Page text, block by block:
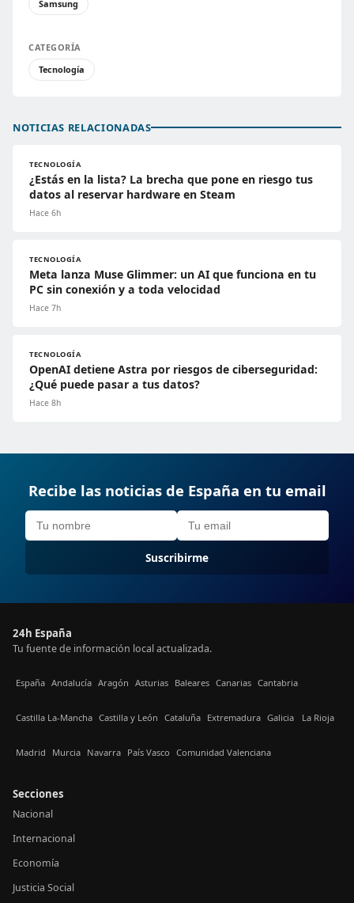
Samsung
CATEGORÍA
Tecnología
NOTICIAS RELACIONADAS
TECNOLOGÍA
¿Estás en la lista? La brecha que pone en riesgo tus
datos al reservar hardware en Steam
Hace 6h
TECNOLOGÍA
Meta lanza Muse Glimmer: un AI que funciona en tu
PC sin conexión y a toda velocidad
Hace 7h
TECNOLOGÍA
OpenAI detiene Astra por riesgos de ciberseguridad:
¿Qué puede pasar a tus datos?
Hace 8h
Recibe las noticias de España en tu email
Suscribirme
24h España
Tu fuente de información local actualizada.
España Andalucía Aragón Asturias Baleares Canarias Cantabria
Castilla La-Mancha Castilla y León Cataluña Extremadura Galicia La Rioja
Madrid Murcia Navarra País Vasco Comunidad Valenciana
Secciones
Nacional
Internacional
Economía
Justicia Social